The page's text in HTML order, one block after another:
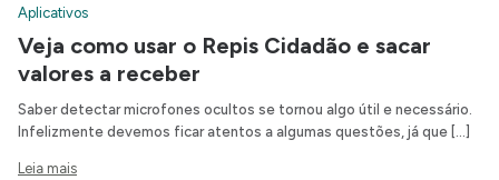
Aplicativos
Veja como usar o Repis Cidadão e sacar
valores a receber
Saber detectar microfones ocultos se tornou algo útil e necessário.
Infelizmente devemos ficar atentos a algumas questões, já que […]
Leia mais